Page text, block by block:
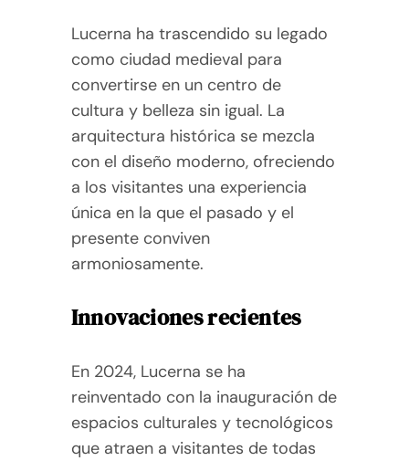
Lucerna ha trascendido su legado
como ciudad medieval para
convertirse en un centro de
cultura y belleza sin igual. La
arquitectura histórica se mezcla
con el diseño moderno, ofreciendo
a los visitantes una experiencia
única en la que el pasado y el
presente conviven
armoniosamente.
Innovaciones recientes
En 2024, Lucerna se ha
reinventado con la inauguración de
espacios culturales y tecnológicos
que atraen a visitantes de todas